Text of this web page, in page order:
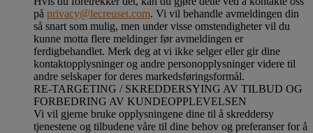
på privacy@lecreuset.com. Vi vil behandle avmeldingen din
så snart som mulig, men under visse omstendigheter vil du
kunne motta flere meldinger før avmeldingen er
ferdigbehandlet. Merk deg at vi ikke selger eller gir dine
kontaktopplysninger og andre personopplysninger videre til
andre selskaper for deres markedsføringsformål.
RE-TARGETING / SKREDDERSYING AV TILBUD OG
FORBEDRING AV KUNDEOPPLEVELSEN
Vi vil gjerne bruke opplysningene dine til å skreddersy
tjenestene og tilbudene våre til dine behov og preferanser for å